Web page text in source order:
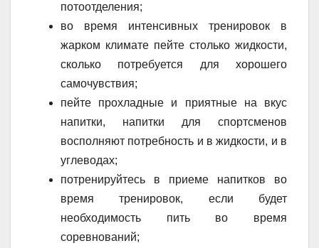
потоотделения;
во время интенсивных тренировок в
жарком климате пейте столько жидкости,
сколько потребуется для хорошего
самочувствия;
пейте прохладные и приятные на вкус
напитки, напитки для спортсменов
восполняют потребность и в жидкости, и в
углеводах;
потренируйтесь в приеме напитков во
время тренировок, если будет
необходимость пить во время
соревнований;